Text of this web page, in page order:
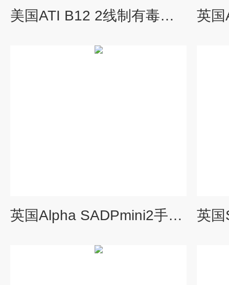
美国ATI B12 2线制有毒气体检测仪
英国Alpha SADPmini2手持式露点仪